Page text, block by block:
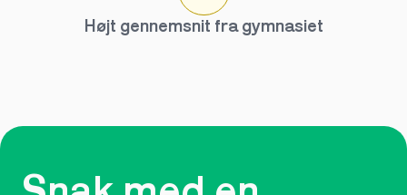
Højt gennemsnit fra gymnasiet